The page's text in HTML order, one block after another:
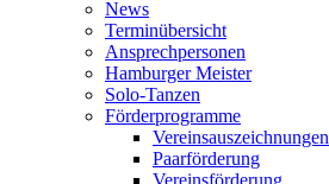
News
Terminübersicht
Ansprechpersonen
Hamburger Meister
Solo-Tanzen
Förderprogramme
Vereinsauszeichnungen
Paarförderung
Vereinsförderung